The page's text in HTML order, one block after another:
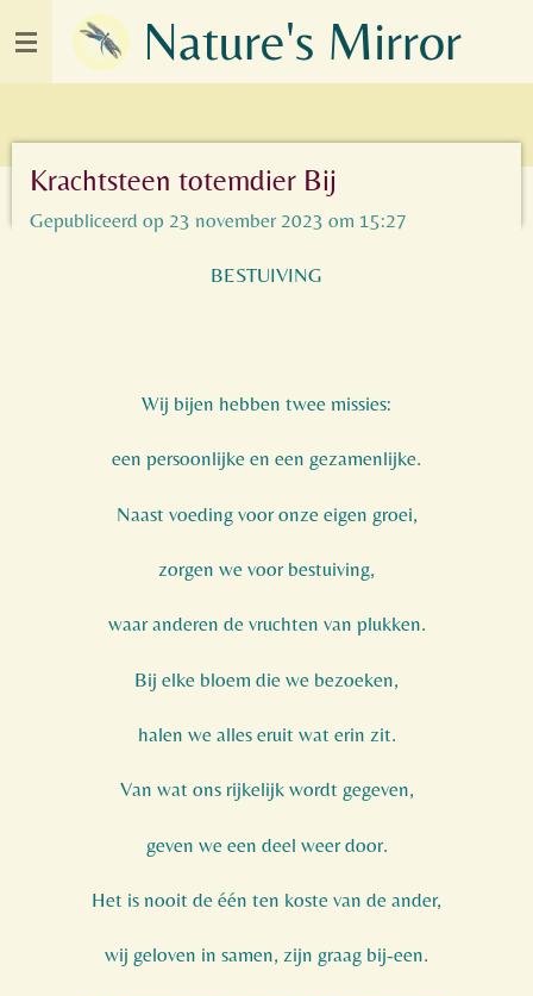
Ga
hoofdinhoud
Nature's Mirror
Krachtsteen totemdier Bij
Gepubliceerd op 23 november 2023 om 15:27
BESTUIVING
Wij bijen hebben twee missies:
een persoonlijke en een gezamenlijke.
Naast voeding voor onze eigen groei,
zorgen we voor bestuiving,
waar anderen de vruchten van plukken.
Bij elke bloem die we bezoeken,
halen we alles eruit wat erin zit.
Van wat ons rijkelijk wordt gegeven,
geven we een deel weer door.
Het is nooit de één ten koste van de ander,
wij geloven in samen, zijn graag bij-een.